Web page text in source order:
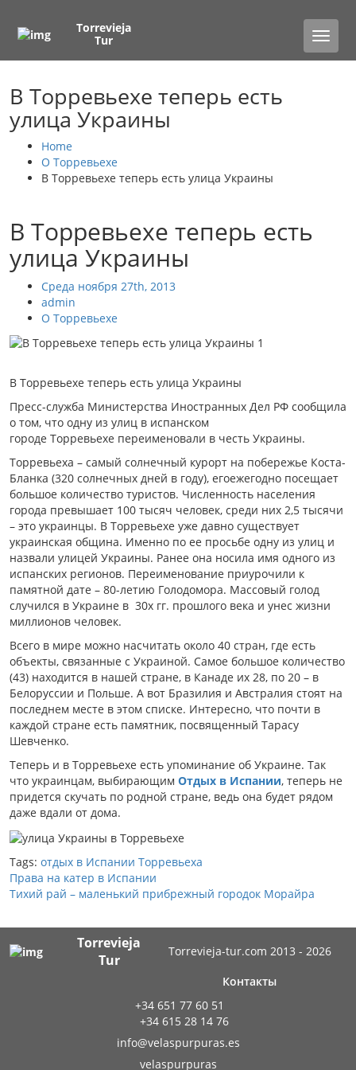
Toggle
Torrevieja
Tur
В Торревьехе теперь есть
улица Украины
Home
О Торревьехе
В Торревьехе теперь есть улица Украины
В Торревьехе теперь есть
улица Украины
Среда ноября 27th, 2013
admin
О Торревьехе
В Торревьехе теперь есть улица Украины
Пресс-служба Министерства Иностранных Дел РФ сообщила
о том, что одну из улиц в испанском
городе Торревьехе переименовали в честь Украины.
Торревьеха – самый солнечный курорт на побережье Коста-
Бланка (320 солнечных дней в году), егоежегодно посещает
большое количество туристов. Численность населения
города превышает 100 тысяч человек, среди них 2,5 тысячи
– это украинцы. В Торревьехе уже давно существует
украинская община. Именно по ее просьбе одну из улиц и
назвали улицей Украины. Ранее она носила имя одного из
испанских регионов. Переименование приурочили к
памятной дате – 80-летию Голодомора. Массовый голод
случился в Украине в 30х гг. прошлого века и унес жизни
миллионов человек.
Всего в мире можно насчитать около 40 стран, где есть
объекты, связанные с Украиной. Самое большое количество
(43) находится в нашей стране, в Канаде их 28, по 20 – в
Белоруссии и Польше. А вот Бразилия и Австралия стоят на
последнем месте в этом списке. Интересно, что почти в
каждой стране есть памятник, посвященный Тарасу
Шевченко.
Теперь и в Торревьехе есть упоминание об Украине. Так
что украинцам, выбирающим Отдых в Испании, теперь не
придется скучать по родной стране, ведь она будет рядом
даже вдали от дома.
Tags: отдых в Испании Торревьеха
Права на катер в Испании
Тихий рай – маленький прибрежный городок Морайра
Torrevieja
Tur
Torrevieja-tur.com 2013 - 2026
Контакты
+34 651 77 60 51
+34 615 28 14 76
info@velaspurpuras.es
velaspurpuras